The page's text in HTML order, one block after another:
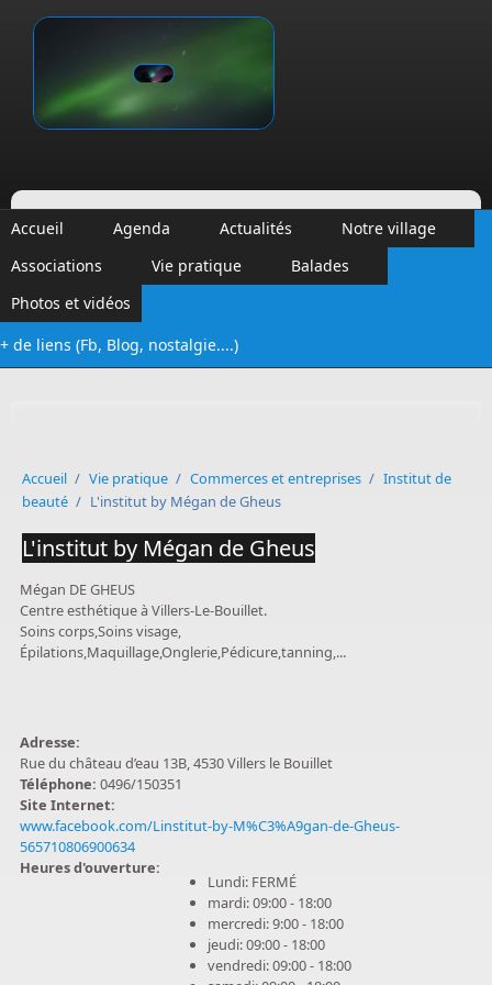
Vinalmont
Accueil Agenda Actualités
Notre village
Associations
Vie pratique
Balades
Photos et vidéos
+ de liens (Fb, Blog, nostalgie....)
Accueil / Vie pratique / Commerces et entreprises / Institut de
beauté / L'institut by Mégan de Gheus
L'institut by Mégan de Gheus
Mégan DE GHEUS
Centre esthétique à Villers-Le-Bouillet.
Soins corps,Soins visage,
Épilations,Maquillage,Onglerie,Pédicure,tanning,...
Adresse:
Rue du château d’eau 13B, 4530 Villers le Bouillet
Téléphone:0496/150351
Site Internet:
www.facebook.com/Linstitut-by-M%C3%A9gan-de-Gheus-
565710806900634
Heures d'ouverture:
Lundi: FERMÉ
mardi: 09:00 - 18:00
mercredi: 9:00 - 18:00
jeudi: 09:00 - 18:00
vendredi: 09:00 - 18:00